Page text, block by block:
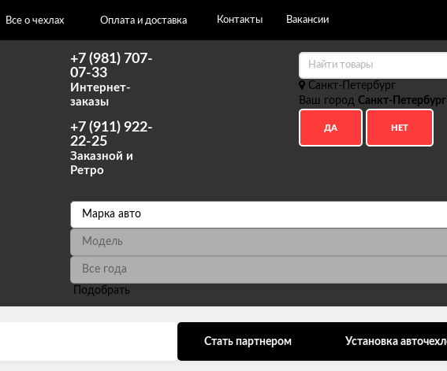
Все о чехлах Оплата и доставка Контакты Вакансии
+7 (981) 707-
07-33
Интернет-
заказы
+7 (911) 922-
22-25
Заказной и
Ретро
Санкт-Петербург
Ваш город Санкт-Петербург
Подобрать
Стать партнером Установка